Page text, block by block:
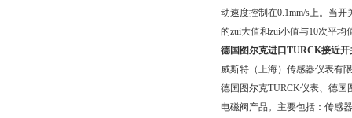
动速度控制在0.1mm/s上。当
的zui大值和zui小值与10次平
德国图尔克进口TURCK接近开
威斯特（上海）传感器仪表有
德国图尔克TURCK仪表、 德国
电磁阀产品。主要包括：传感